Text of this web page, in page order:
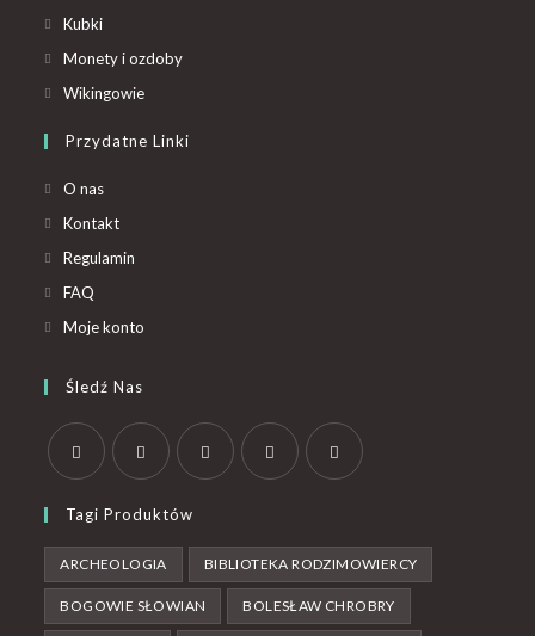
Kubki
Monety i ozdoby
Wikingowie
Przydatne Linki
O nas
Kontakt
Regulamin
FAQ
Moje konto
Śledź Nas
Tagi Produktów
ARCHEOLOGIA BIBLIOTEKA RODZIMOWIERCY
BOGOWIE SŁOWIAN BOLESŁAW CHROBRY